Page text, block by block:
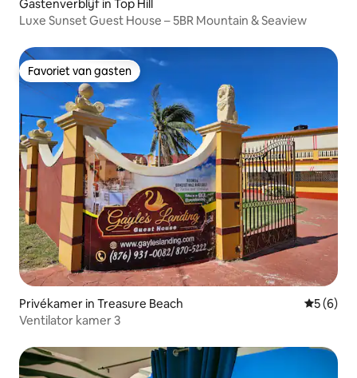
Gastenverblijf in Top Hill
Luxe Sunset Guest House – 5BR Mountain & Seaview
Favoriet van gasten
Favoriet van gasten
Privékamer in Treasure Beach
5 (6)
Ventilator kamer 3